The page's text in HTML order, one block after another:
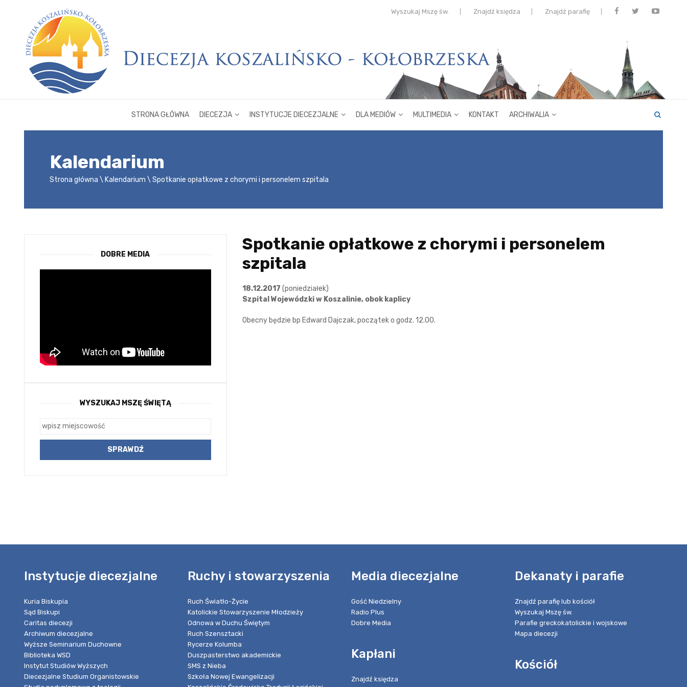
Wyszukaj Mszę św. Znajdź księdza Znajdź parafię
STRONA GŁÓWNA DIECEZJA INSTYTUCJE DIECEZJALNE DLA MEDIÓW MULTIMEDIA KONTAKT ARCHIWALIA
Kalendarium
Strona główna Kalendarium Spotkanie opłatkowe z chorymi i personelem szpitala
Spotkanie opłatkowe z chorymi i personelem
szpitala
18.12.2017 (poniedziałek)
Szpital Wojewódzki w Koszalinie, obok kaplicy
Obecny będzie bp Edward Dajczak, początek o godz. 12.00.
DOBRE MEDIA
WYSZUKAJ MSZĘ ŚWIĘTĄ
Instytucje diecezjalne
Kuria Biskupia
Sąd Biskupi
Caritas diecezji
Archiwum diecezjalne
Wyższe Seminarium Duchowne
Biblioteka WSD
Instytut Studiów Wyższych
Diecezjalne Studium Organistowskie
Ruchy i stowarzyszenia
Ruch Światło-Życie
Katolickie Stowarzyszenie Młodzieży
Odnowa w Duchu Świętym
Ruch Szensztacki
Rycerze Kolumba
Duszpasterstwo akademickie
SMS z Nieba
Szkoła Nowej Ewangelizacji
Media diecezjalne
Gość Niedzielny
Radio Plus
Dobre Media
Kapłani
Znajdź księdza
Dekanaty i parafie
Znajdź parafię lub kościół
Wyszukaj Mszę św.
Parafie greckokatolickie i wojskowe
Mapa diecezji
Kościół